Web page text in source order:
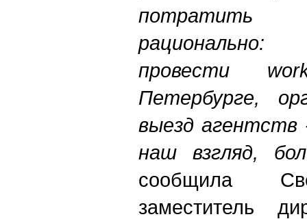
потратить
провести
Петербурге,
выезд агентств
наш взгляд,
сообщила
заместитель